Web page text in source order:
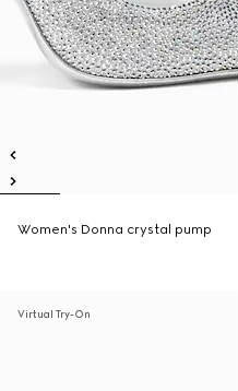
Women's Donna crystal pump
Virtual Try-On